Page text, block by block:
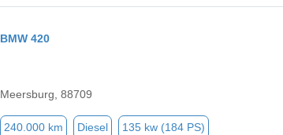
BMW 420
Meersburg, 88709
240.000 km Diesel 135 kw (184 PS)